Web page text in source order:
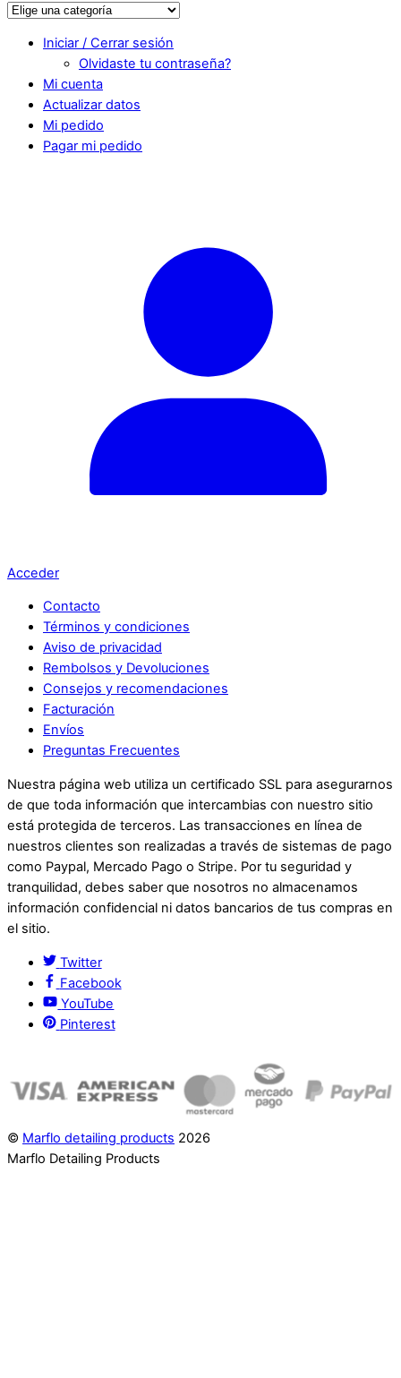
Iniciar / Cerrar sesión
Olvidaste tu contraseña?
Mi cuenta
Actualizar datos
Mi pedido
Pagar mi pedido
Acceder
Contacto
Términos y condiciones
Aviso de privacidad
Rembolsos y Devoluciones
Consejos y recomendaciones
Facturación
Envíos
Preguntas Frecuentes
Nuestra página web utiliza un certificado SSL para asegurarnos
de que toda información que intercambias con nuestro sitio
está protegida de terceros. Las transacciones en línea de
nuestros clientes son realizadas a través de sistemas de pago
como Paypal, Mercado Pago o Stripe. Por tu seguridad y
tranquilidad, debes saber que nosotros no almacenamos
información confidencial ni datos bancarios de tus compras en
el sitio.
Twitter
Facebook
YouTube
Pinterest
© Marflo detailing products 2026
Marflo Detailing Products